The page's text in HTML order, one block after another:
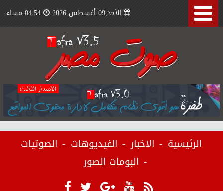
الأحد,09 أغسطس 2026 04:54 مساء
الرئيسية الاخبار الفيديوهات
الصوتيات
البومات الصور